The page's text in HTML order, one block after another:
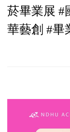
菸畢業展 #
華藝創 #畢